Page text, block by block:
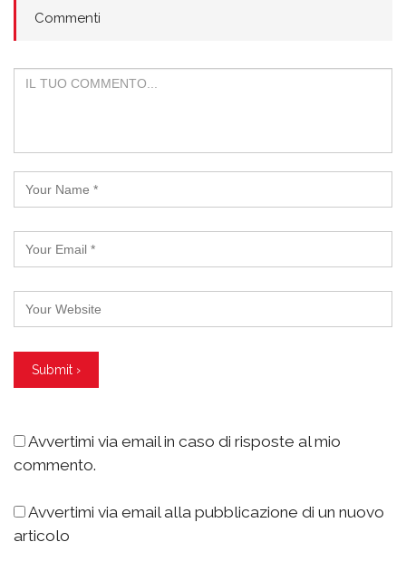
Commenti
Avvertimi via email in caso di risposte al mio
commento.
Avvertimi via email alla pubblicazione di un nuovo
articolo